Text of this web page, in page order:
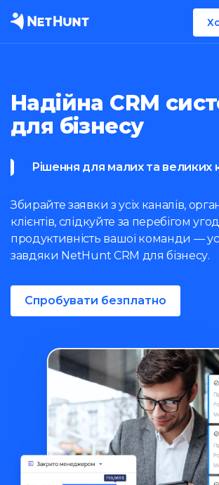
Надійна CRM
для бізнесу
Рішення для малих та великих
Збирайте заявки з усіх каналів,
клієнтів, слідкуйте за перебігом
продуктивність вашої команди —
завдяки NetHunt CRM для бізнесу.
Спробувати безплатно